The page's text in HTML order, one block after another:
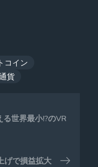
コイン
貨
世界最小!?のVR
げで損益拡大